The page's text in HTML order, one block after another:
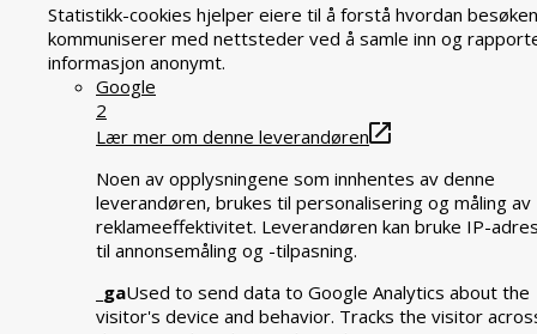
Statistikk-cookies hjelper eiere til å forstå hvordan
kommuniserer med nettsteder ved å samle inn og
informasjon anonymt.
Google
2
Lær mer om denne leverandøren
Noen av opplysningene som innhentes av denne
leverandøren, brukes til personalisering og måling av
reklameeffektivitet. Leverandøren kan bruke IP-
til annonsemåling og -tilpasning.
_gaUsed to send data to Google Analytics about the
visitor's device and behavior. Tracks the visitor